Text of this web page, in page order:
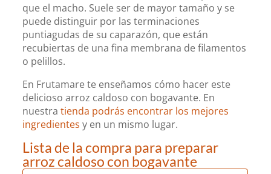
que el macho. Suele ser de mayor tamaño y se
puede distinguir por las terminaciones
puntiagudas de su caparazón, que están
recubiertas de una fina membrana de filamentos
o pelillos.
En Frutamare te enseñamos cómo hacer este
delicioso arroz caldoso con bogavante. En
nuestratienda podrás encontrar los mejores
ingredientes y en un mismo lugar.
Lista de la compra para preparar
arroz caldoso con bogavante